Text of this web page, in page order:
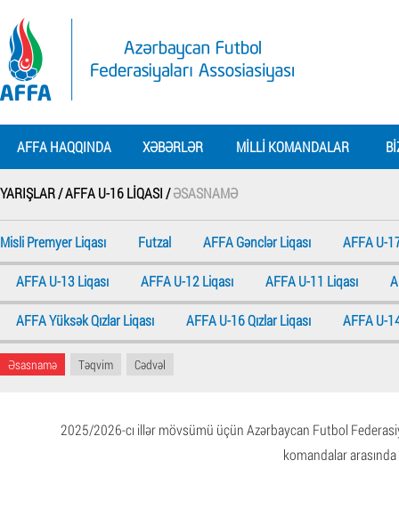
AFFA HAQQINDA XƏBƏRLƏR MILLI KOMANDALAR
YARIŞLAR /AFFA U-16 LIQASI /ƏSASNAMƏ
Misli Premyer Liqası Futzal AFFA Gənclər Liqası AFFA U-
AFFA U-13 Liqası AFFA U-12 Liqası AFFA U-11 Liqası
AFFA Yüksək Qızlar Liqası AFFA U-16 Qızlar Liqası AFFA U-
Əsasnamə Təqvim Cədvəl
2025/2026-cı illər mövsümü üçün Azərbaycan Futbol
komandalar